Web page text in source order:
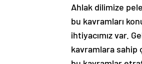
Ahlak dilimize
bu kavramları
ihtiyacımız var.
kavramlara sahip